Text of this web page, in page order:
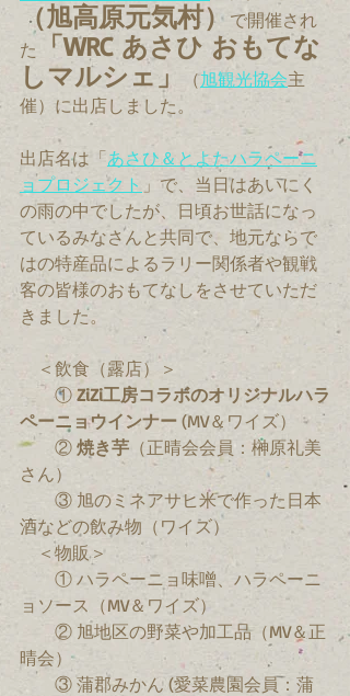
（旭高原元気村） で開催され
た
「WRC あさひ おもてな
しマルシェ」
（旭観光協会主
催）に出店しました。
出店名は「あさひ＆とよたハラペーニ
ョプロジェクト 」で、当日はあいにく
の雨の中でしたが、日頃お世話になっ
ているみなさんと共同で、地元ならで
はの特産品によるラリー関係者や観戦
客の皆様のおもてなしをさせていただ
きました。
＜飲食（露店）＞
① ZiZi工房コラボのオリジナルハラ
ペーニョウインナー (MV＆ワイズ）
② 焼き芋 （正晴会会員：榊原礼美
さん）
③ 旭のミネアサヒ米で作った日本
酒などの飲み物（ワイズ）
＜物販＞
① ハラペーニョ味噌、ハラペーニ
ョソース（MV＆ワイズ）
② 旭地区の野菜や加工品（MV＆正
晴会）
③ 蒲郡みかん (愛菜農園会員：蒲